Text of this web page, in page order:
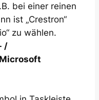
bei einer reinen
ist „Crestron“
zu wählen.
/